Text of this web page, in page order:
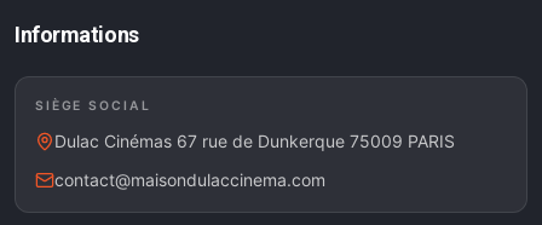
Informations
SIÈGE SOCIAL
Dulac Cinémas 67 rue de Dunkerque 75009 PARIS
contact@maisondulaccinema.com